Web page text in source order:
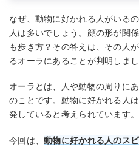
なぜ、動物に好かれる人がいる
人は多いでしょう。顔の形が関
も歩き方？その答えは、その人
るオーラにあることが判明しまし
オーラとは、人や動物の周りに
のことです。動物に好かれる人
発していると考えられています。
今回は、動物に好かれる人のス